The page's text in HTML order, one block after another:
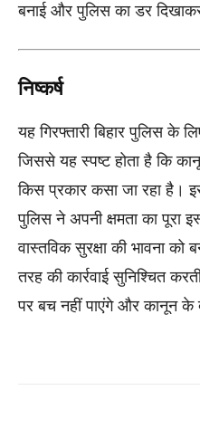
बनाई और पुलिस का डर
निष्कर्ष
यह गिरफ्तारी बिहार पुलिस के
जिससे यह स्पष्ट होता है कि
किस प्रकार कसा जा रहा है।
पुलिस ने अपनी क्षमता का पूरा
वास्तविक सुरक्षा की भावना
तरह की कार्रवाई सुनिश्चित
पर बच नहीं पाएंगे और कानून के